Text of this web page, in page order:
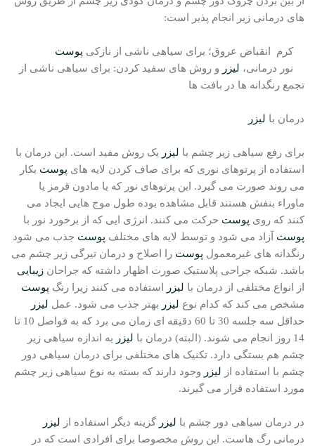
های درمانی زیر انجام پذیر است:
کرم انقباض عروق؛ برای سیاهی ناشی از نازکی پوست
نور درمانی، لیزر و روش های سفید کردن: برای سیاهی ناشی از
تجمع رنگدانه ها در بافت ها
درمان با لیزر
برای رفع سیاهی زیر چشم با لیزر یک روش مفید است. این درمان با
استفاده از پرتوهای نوری که برای صاف کردن لایه های پوست بکار
می روند صورت می گیرد. این پرتوهای نور که یا مادون قرمز یا
ماوراء بنفش هستند قابل مشاهده بوده طول موج هایی ایجاد می
کنند که روی پوست حرکت می کنند. انرژی ایی که از برخورد نور با
پوست آزاد می شود و توسط لایه های مختلف پوست جذب می شود
رنگدانه های غیرمعمول پوست را اصلاح و درمان تیرگی زیر چشم می
باشد. شبکه جراحی پلاستیک صورت اظهار داشته که جراحان زیبایی
از انواع مختلفی از درمان با لیزر استفاده می کنند زیرا رنگ پوست
مشخص می کند که کدام نوع لیزر بهتر جذب می شود. عمل لیزر
حداقل سه جلسه 30 تا 60 دقیقه ای زمان می برد که به فواصل 10 تا
14 روز انجام می شوند. (البته) درمان با
لیزر به اندازه سیاهی زیر
چشم هم بستگی دارد. تکنیک های مختلفی برای درمان سیاهی دور
چشم با استفاده از لیزر وجود دارند که بسته به نوع سیاهی زیر چشم
مورد استفاده قرار می گیرند.
در درمان سیاهی دور چشم با لیزر گزینه دیگر استفاده از لیزر
درمانی رگ هاست. این روش مخصوصا برای افرادی است که در